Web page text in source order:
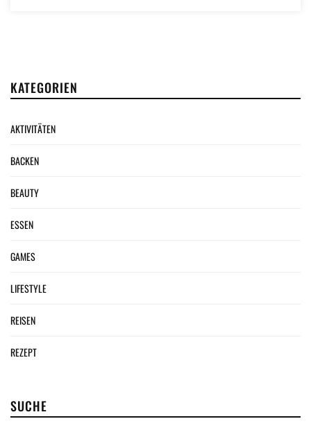
KATEGORIEN
AKTIVITÄTEN
BACKEN
BEAUTY
ESSEN
GAMES
LIFESTYLE
REISEN
REZEPT
SUCHE